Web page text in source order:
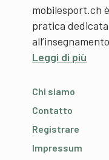
mobilesport.ch
pratica dedicata
Leggi di più
Chi siamo
Contatto
Registrare
Impressum